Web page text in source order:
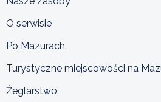
O serwisie
Po Mazurach
Turystyczne miejscowości na
Żeglarstwo